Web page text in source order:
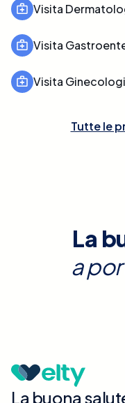
Visita
Visita
Visita
Tutte le
La
a
La buona